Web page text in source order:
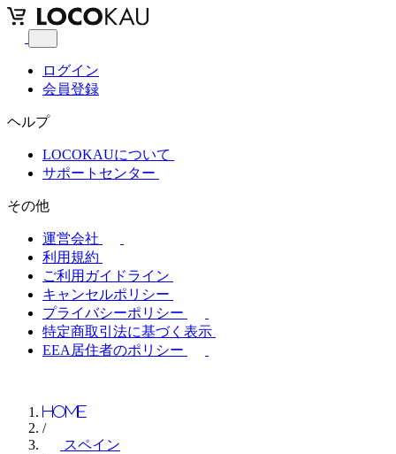
ログイン
会員登録
ヘルプ
LOCOKAUについて
サポートセンター
その他
運営会社
利用規約
ご利用ガイドライン
キャンセルポリシー
プライバシーポリシー
特定商取引法に基づく表示
EEA居住者のポリシー
Home
/
スペイン